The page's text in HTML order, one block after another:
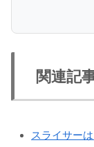
関連記
スライサー